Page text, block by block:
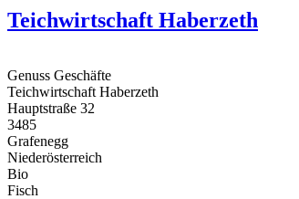
Teichwirtschaft Haberzeth
Genuss Geschäfte
Teichwirtschaft Haberzeth
Hauptstraße 32
3485
Grafenegg
Niederösterreich
Bio
Fisch